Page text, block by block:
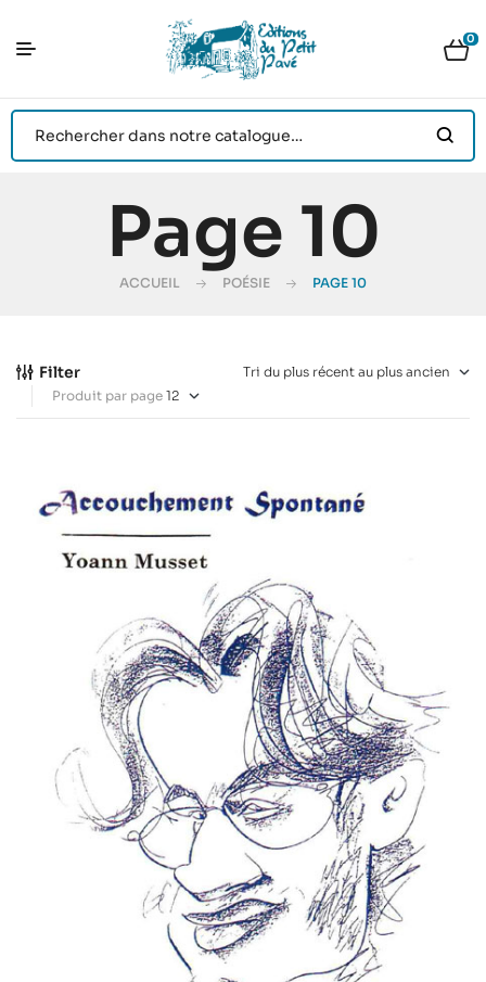
0
Page 10
ACCUEIL POÉSIE PAGE 10
Filter
Produit par page